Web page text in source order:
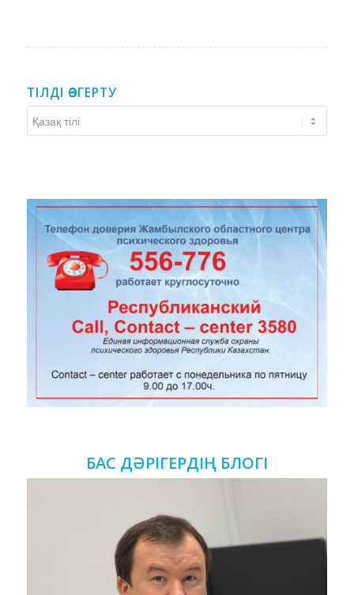
ТІЛДІ ӨЗГЕРТУ
өзгерту
БАС ДӘРІГЕРДІҢ БЛОГІ